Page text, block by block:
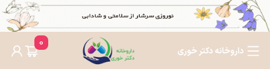
داروخانه دکتر خوری
0